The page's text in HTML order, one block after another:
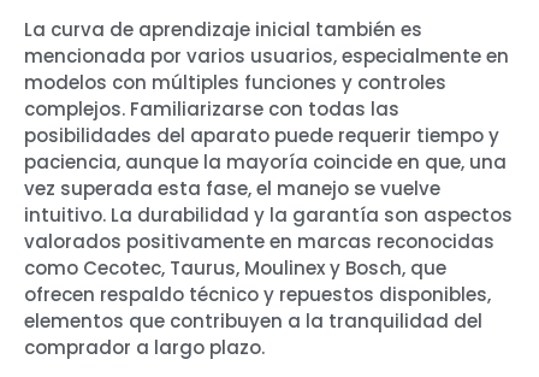
La curva de aprendizaje inicial también es
mencionada por varios usuarios, especialmente en
modelos con múltiples funciones y controles
complejos. Familiarizarse con todas las
posibilidades del aparato puede requerir tiempo y
paciencia, aunque la mayoría coincide en que, una
vez superada esta fase, el manejo se vuelve
intuitivo. La durabilidad y la garantía son aspectos
valorados positivamente en marcas reconocidas
como Cecotec, Taurus, Moulinex y Bosch, que
ofrecen respaldo técnico y repuestos disponibles,
elementos que contribuyen a la tranquilidad del
comprador a largo plazo.